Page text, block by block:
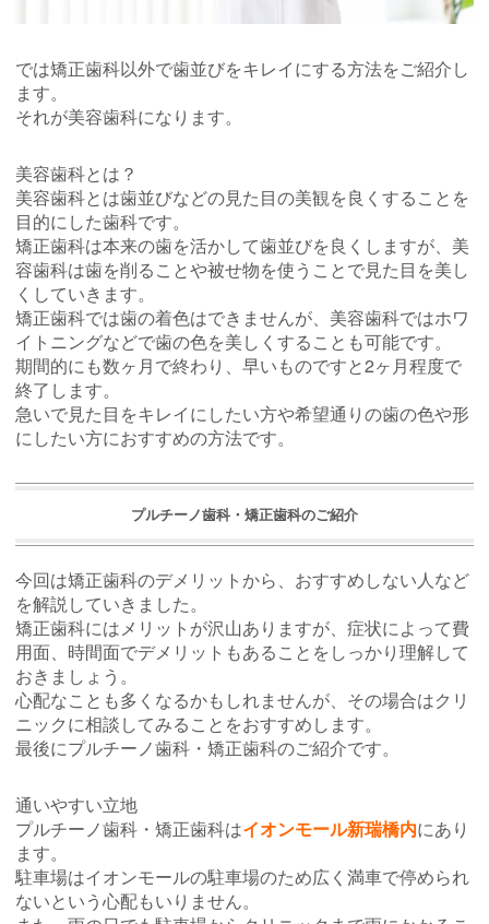
では矯正歯科以外で歯並びをキレイにする方法をご紹介し
ます。
それが美容歯科になります。
美容歯科とは？
美容歯科とは歯並びなどの見た目の美観を良くすることを
目的にした歯科です。
矯正歯科は本来の歯を活かして歯並びを良くしますが、美
容歯科は歯を削ることや被せ物を使うことで見た目を美し
くしていきます。
矯正歯科では歯の着色はできませんが、美容歯科ではホワ
イトニングなどで歯の色を美しくすることも可能です。
期間的にも数ヶ月で終わり、早いものですと2ヶ月程度で
終了します。
急いで見た目をキレイにしたい方や希望通りの歯の色や形
にしたい方におすすめの方法です。
プルチーノ歯科・矯正歯科のご紹介
今回は矯正歯科のデメリットから、おすすめしない人など
を解説していきました。
矯正歯科にはメリットが沢山ありますが、症状によって費
用面、時間面でデメリットもあることをしっかり理解して
おきましょう。
心配なことも多くなるかもしれませんが、その場合はクリ
ニックに相談してみることをおすすめします。
最後にプルチーノ歯科・矯正歯科のご紹介です。
通いやすい立地
プルチーノ歯科・矯正歯科はイオンモール新瑞橋内にあり
ます。
駐車場はイオンモールの駐車場のため広く満車で停められ
ないという心配もいりません。